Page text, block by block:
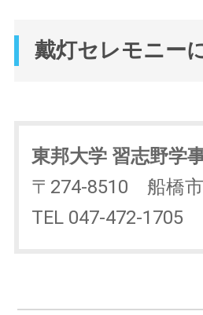
戴灯セレモニー
東邦大学 習志野学
〒274-8510 船橋
TEL 047-472-1705